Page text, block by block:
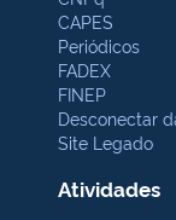
CAPES
Periódicos
FADEX
FINEP
Desconectar
Site Legado
Atividades